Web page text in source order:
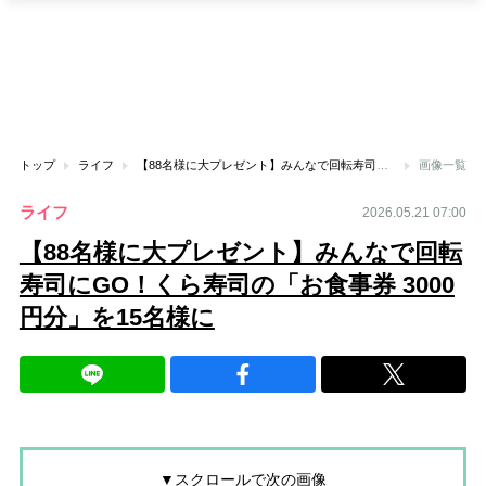
トップ ライフ 画像一覧
ライフ 2026.05.21 07:00
【88名様に大プレゼント】みんなで回転
寿司にGO！くら寿司の「お食事券 3000
円分」を15名様に
▼スクロールで次の画像